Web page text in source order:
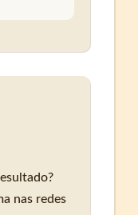
nas redes